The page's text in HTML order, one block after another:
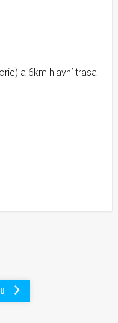
a 6km hlavní trasa